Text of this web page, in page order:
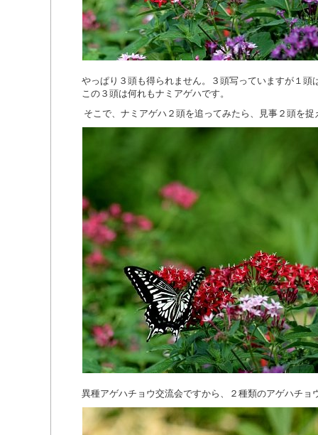
やっぱり３頭も得られません。３頭写っていますが１頭
この３頭は何れもナミアゲハです。
そこで、ナミアゲハ２頭を追ってみたら、見事２頭を捉
異種アゲハチョウ交流会ですから、２種類のアゲハチョ